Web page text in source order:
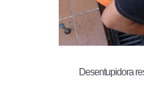
Desentupidora